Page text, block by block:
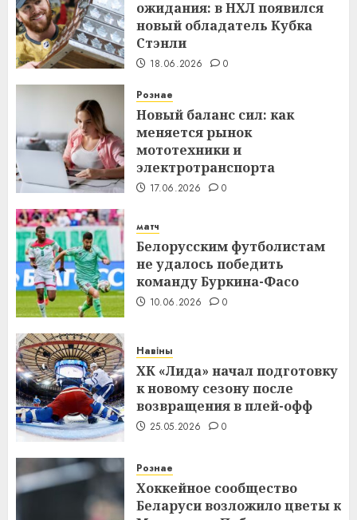
ожидания: в НХЛ появился
новый обладатель Кубка
Стэнли
18.06.2026 0
Рознае
Новый баланс сил: как
меняется рынок
мототехники и
электротранспорта
17.06.2026 0
матч
Белорусским футболистам
не удалось победить
команду Буркина-Фасо
10.06.2026 0
Навіны
ХК «Лида» начал подготовку
к новому сезону после
возвращения в плей-офф
25.05.2026 0
Рознае
Хоккейное сообщество
Беларуси возложило цветы к